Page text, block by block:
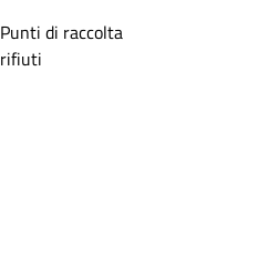
Punti di raccolta
rifiuti